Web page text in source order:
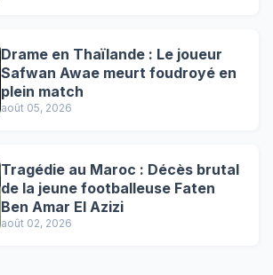
Drame en Thaïlande : Le joueur
Safwan Awae meurt foudroyé en
plein match
août 05, 2026
Tragédie au Maroc : Décès brutal
de la jeune footballeuse Faten
Ben Amar El Azizi
août 02, 2026